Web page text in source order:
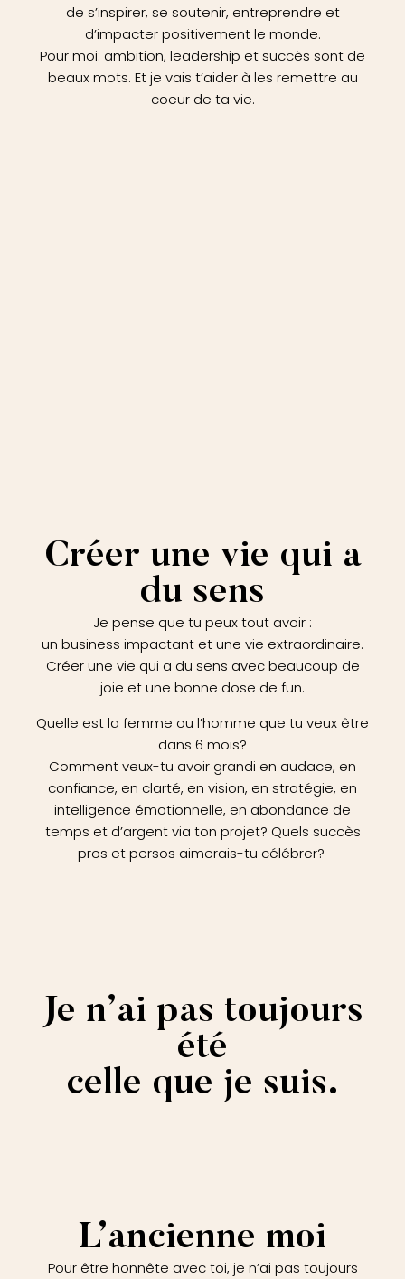
de s’inspirer, se soutenir, entreprendre et
d’impacter positivement le monde.
Pour moi: ambition, leadership et succès sont de
beaux mots. Et je vais t’aider à les remettre au
coeur de ta vie.
Créer une vie qui a
du sens
Je pense que tu peux tout avoir :
un business impactant et une vie extraordinaire.
Créer une vie qui a du sens avec beaucoup de
joie et une bonne dose de fun.
Quelle est la femme ou l’homme que tu veux être
dans 6 mois?
Comment veux-tu avoir grandi en audace, en
confiance, en clarté, en vision, en stratégie, en
intelligence émotionnelle, en abondance de
temps et d’argent via ton projet? Quels succès
pros et persos aimerais-tu célébrer?
Je n’ai pas toujours
été
celle que je suis.
L’ancienne moi
Pour être honnête avec toi, je n’ai pas toujours